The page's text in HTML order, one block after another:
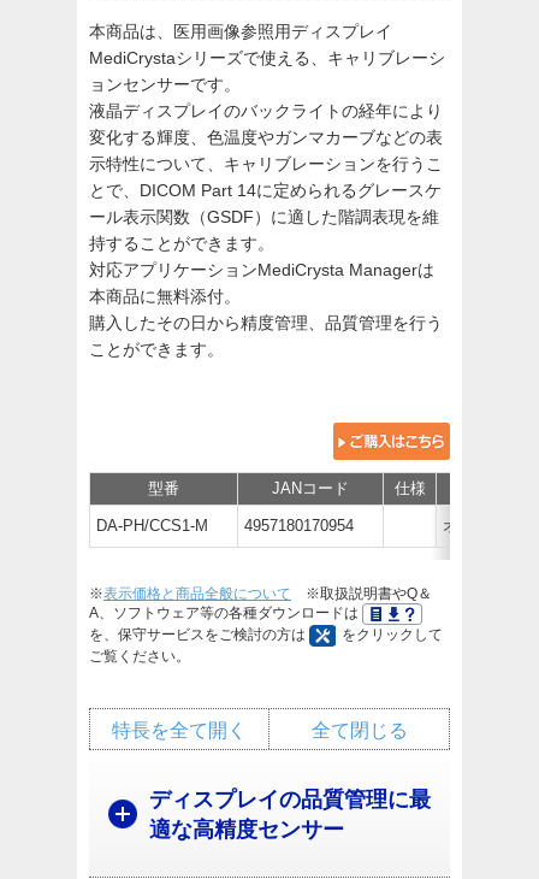
本商品は、医用画像参照用ディスプレイ
MediCrystaシリーズで使える、キャリブレーシ
ョンセンサーです。
液晶ディスプレイのバックライトの経年により
変化する輝度、色温度やガンマカーブなどの表
示特性について、キャリブレーションを行うこ
とで、DICOM Part 14に定められるグレースケ
ール表示関数（GSDF）に適した階調表現を維
持することができます。
対応アプリケーションMediCrysta Managerは
本商品に無料添付。
購入したその日から精度管理、品質管理を行う
ことができます。
型番 JANコード 仕様
DA-PH/CCS1-M 4957180170954 オープン価
※表示価格と商品全般について ※取扱説明書やQ＆
A、ソフトウェア等の各種ダウンロードは
を、保守サービスをご検討の方は
をクリックして
ご覧ください。
全て閉じる
特長を全て開く
ディスプレイの品質管理に最
適な高精度センサー